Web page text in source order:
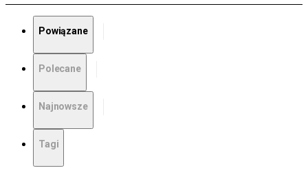
Powiązane
Polecane
Najnowsze
Tagi